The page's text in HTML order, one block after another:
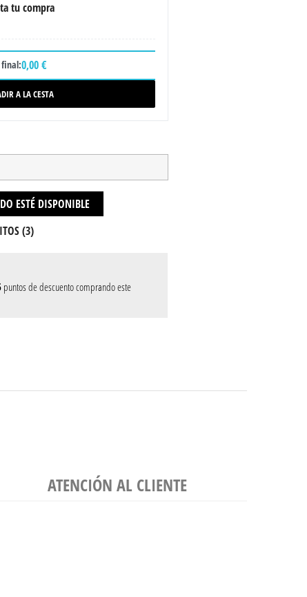
tu compra
final:0,00 €
A LA CESTA
ESTÉ DISPONIBLE
(3)
puntos de descuento comprando este
ATENCIÓN AL CLIENTE